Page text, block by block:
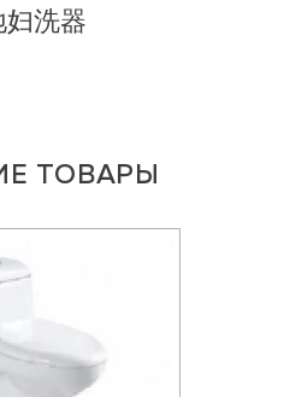
妇洗器
ТОВАРЫ